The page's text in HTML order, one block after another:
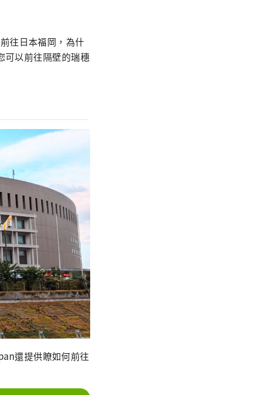
往日本福岡，為什
可以前往隔壁的瑞穗
還提供瞭如何前往